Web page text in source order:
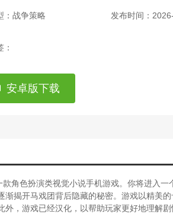
：战争策略 发布时间：
安卓版下载
款角色扮演类视觉小说手机游戏。你将进入
渐揭开马戏团背后隐藏的秘密。游戏以精美
外，游戏已经汉化，以帮助玩家更好地理解